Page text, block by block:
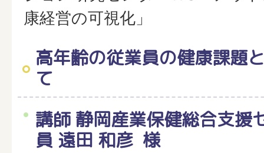
康経営の可視化」
高年齢の従業員の健康課題
て
講師 静岡産業保健総合支援
員 遠田 和彦 様